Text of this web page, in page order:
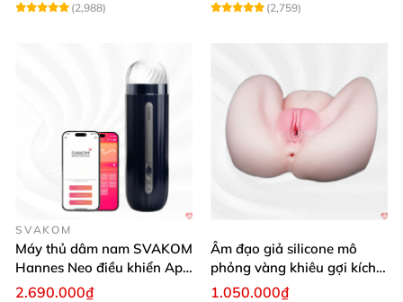
(2,988) (2,759)
SVAKOM
Máy thủ dâm nam SVAKOM
Hannes Neo điều khiển App
tương tác
2.690.000₫
Âm đạo giả silicone mô
phỏng vàng khiêu gợi kích
thích mua
1.050.000₫